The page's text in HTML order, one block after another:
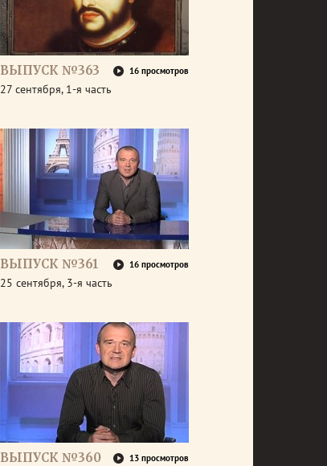
ВЫПУСК №363 16 просмотров
27 сентября, 1-я часть
ВЫПУСК №361 16 просмотров
25 сентября, 3-я часть
ВЫПУСК №360 13 просмотров